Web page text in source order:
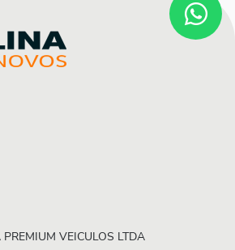
VEICULOS LTDA